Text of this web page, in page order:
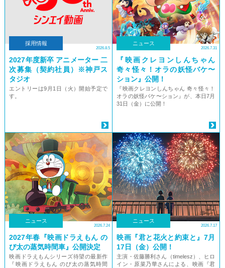
採用情報
2026.8.5
2027年度新卒 アニメーター 二
次募集（契約社員）※神戸ス
タジオ
エントリーは9月1日（火）開始予定で
す。
ニュース
2026.7.31
『映画クレヨンしんちゃん
奇々怪々！オラの妖怪バケ〜
ション』公開！
『映画クレヨンしんちゃん 奇々怪々！
オラの妖怪バケ〜ション』が、本日7月
31日（金）に公開！
ニュース
2026.7.24
2027年春『映画ドラえもん の
び太の蒸気時間車』公開決定
映画ドラえもんシリーズ待望の最新作
『映画ドラえもん のび太の蒸気時間
ニュース
2026.7.17
映画『君と花火と約束と』7月
17日（金）公開！
主演・佐藤勝利さん（timelesz）、ヒロ
イン・原菜乃華さんによる、映画『君